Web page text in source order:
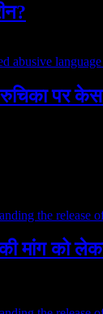
पर केस
की मांग को